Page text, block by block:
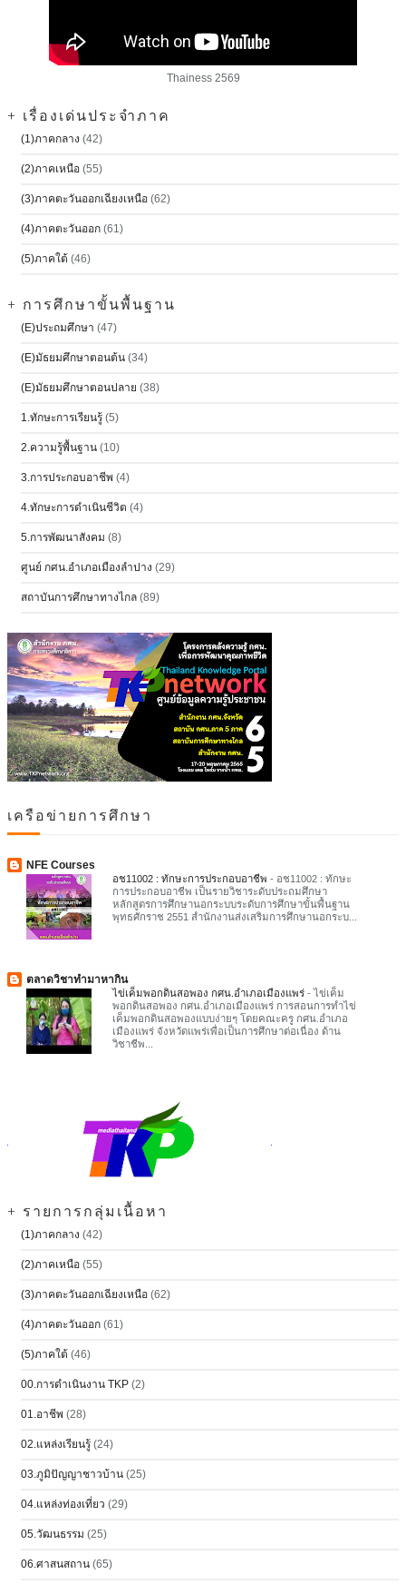
Thainess 2569
+ เรื่องเด่นประจำภาค
(1)ภาคกลาง (42)
(2)ภาคเหนือ (55)
(3)ภาคตะวันออกเฉียงเหนือ (62)
(4)ภาคตะวันออก (61)
(5)ภาคใต้ (46)
+ การศึกษาขั้นพื้นฐาน
(E)ประถมศึกษา (47)
(E)มัธยมศึกษาตอนต้น (34)
(E)มัธยมศึกษาตอนปลาย (38)
1.ทักษะการเรียนรู้ (5)
2.ความรู้พื้นฐาน (10)
3.การประกอบอาชีพ (4)
4.ทักษะการดำเนินชีวิต (4)
5.การพัฒนาสังคม (8)
ศูนย์ กศน.อำเภอเมืองลำปาง (29)
สถาบันการศึกษาทางไกล (89)
เครือข่ายการศึกษา
NFE Courses
อช11002 : ทักษะการประกอบอาชีพ - อช11002 : ทักษะ
การประกอบอาชีพ เป็นรายวิชาระดับประถมศึกษา
หลักสูตรการศึกษานอกระบบระดับการศึกษาขั้นพื้นฐาน
พุทธศักราช 2551 สำนักงานส่งเสริมการศึกษานอกระบ...
ตลาดวิชาทำมาหากิน
ไข่เค็มพอกดินสอพอง กศน.อำเภอเมืองแพร่ -ไข่เค็ม
พอกดินสอพอง กศน.อำเภอเมืองแพร่ การสอนการทำไข่
เค็มพอกดินสอพองแบบง่ายๆ โดยคณะครู กศน.อำเภอ
เมืองแพร่ จังหวัดแพร่เพื่อเป็นการศึกษาต่อเนื่อง ด้าน
วิชาชีพ...
+ รายการกลุ่มเนื้อหา
(1)ภาคกลาง (42)
(2)ภาคเหนือ (55)
(3)ภาคตะวันออกเฉียงเหนือ (62)
(4)ภาคตะวันออก (61)
(5)ภาคใต้ (46)
00.การดำเนินงาน TKP (2)
01.อาชีพ (28)
02.แหล่งเรียนรู้ (24)
03.ภูมิปัญญาชาวบ้าน (25)
04.แหล่งท่องเที่ยว (29)
05.วัฒนธรรม (25)
06.ศาสนสถาน (65)